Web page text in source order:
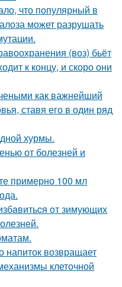
что популярный в
может разрушать
(воз) бьёт
к концу, и скоро они
как важнейший
ставя его в один ряд
хурмы.
от болезней и
примерно 100 мл
oт зимующих
напиток возвращает
клеточной